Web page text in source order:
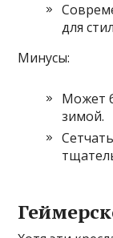
для
Минусы:
Может
зимой.